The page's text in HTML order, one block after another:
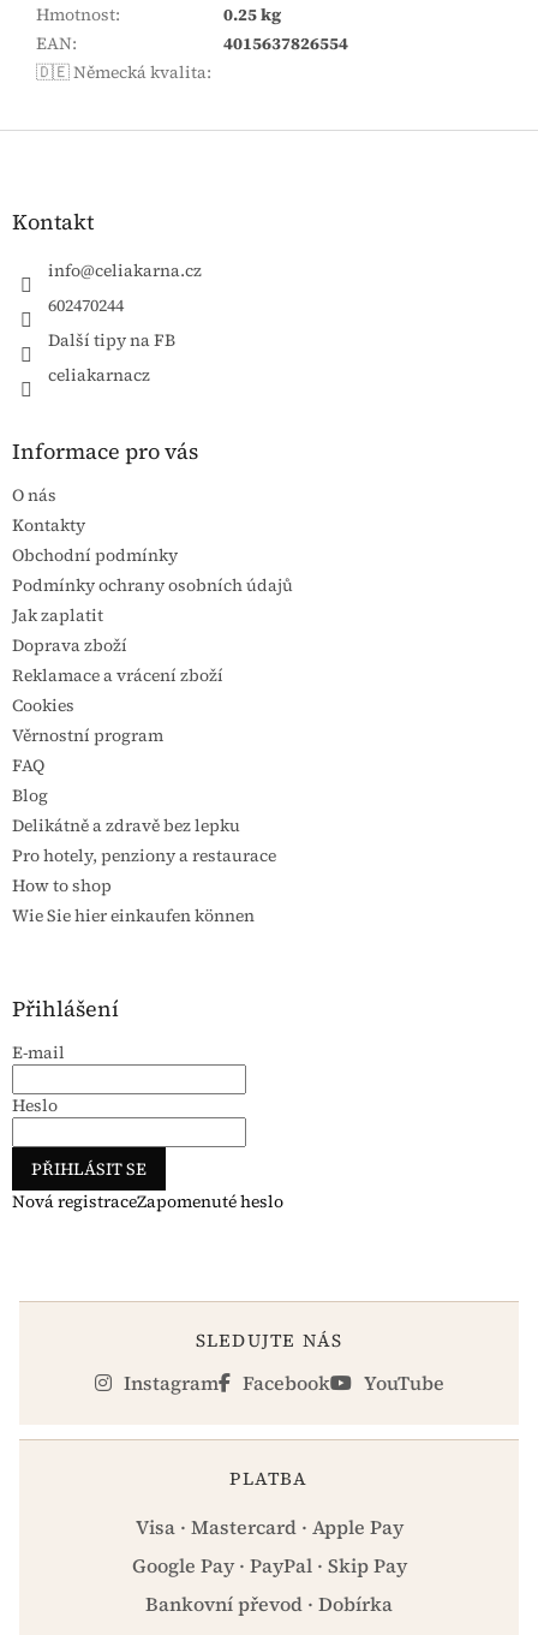
Hmotnost:
0.25 kg
EAN:
4015637826554
🇩🇪 Německá kvalita:
Zápatí
Kontakt
info@celiakarna.cz
602470244
Další tipy na FB
celiakarnacz
Informace pro vás
O nás
Kontakty
Obchodní podmínky
Podmínky ochrany osobních údajů
Jak zaplatit
Doprava zboží
Reklamace a vrácení zboží
Cookies
Věrnostní program
FAQ
Blog
Delikátně a zdravě bez lepku
Pro hotely, penziony a restaurace
How to shop
Wie Sie hier einkaufen können
Přihlášení
E-mail
Heslo
PŘIHLÁSIT SE
Nová registraceZapomenuté heslo
SLEDUJTE NÁS
Instagram Facebook YouTube
PLATBA
Visa · Mastercard · Apple Pay
Google Pay · PayPal · Skip Pay
Bankovní převod · Dobírka